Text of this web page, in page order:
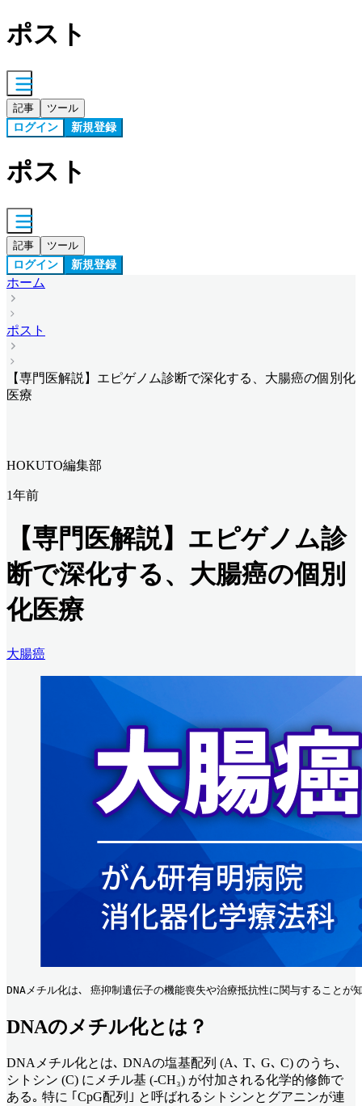
ポスト
記事 ツール
ログイン 新規登録
ポスト
記事 ツール
ログイン 新規登録
ホーム
ポスト
【専門医解説】エピゲノム診断で深化する、大腸癌の個別化
医療
HOKUTO編集部
1年前
【専門医解説】エピゲノム診
断で深化する、大腸癌の個別
化医療
大腸癌
DNAメチル化は､ 癌抑制遺伝子の機能喪失や治療抵抗性に関与するこ
DNAのメチル化とは？
DNAメチル化とは､ DNAの塩基配列 (A､ T､ G､ C) のうち､
シトシン (C) にメチル基 (-CH₃) が付加される化学的修飾で
ある｡ 特に ｢CpG配列｣ と呼ばれるシトシンとグアニンが連